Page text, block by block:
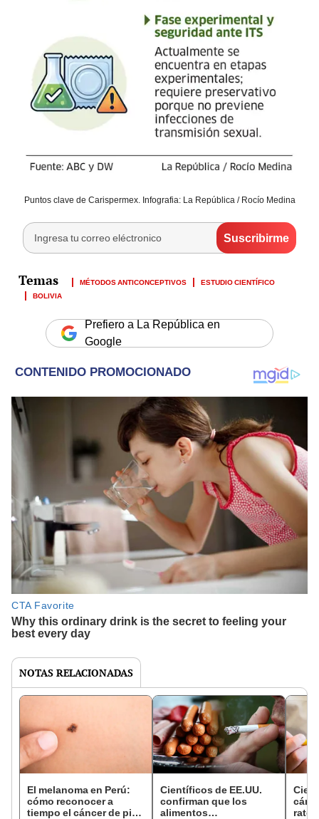
Puntos clave de Carispermex. Infografia: La República / Rocío Medina
MÉTODOS ANTICONCEPTIVOS
ESTUDIO CIENTÍFICO
BOLIVIA
Prefiero a La República en
Google
NOTAS RELACIONADAS
El melanoma en Perú:
cómo reconocer a
tiempo el cáncer de piel
Científicos de EE.UU.
confirman que los
alimentos